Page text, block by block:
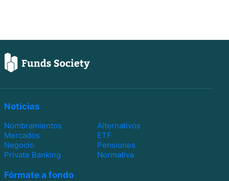
Noticias
Nombramientos
Alternativos
Mercados
ETF
Negocio
Pensiones
Private Banking
Normativa
Fórmate a fondo